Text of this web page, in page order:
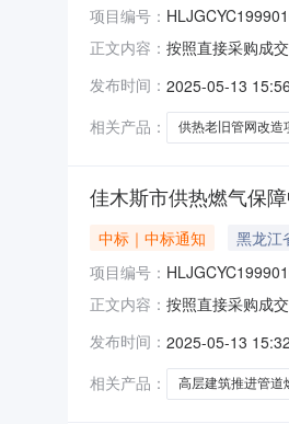
项目编号：
正文内容： 按照直接采购成
告日期成交金额
发布时间： 2025-05-13 15:56
相关产品：
供热老旧管网改造
佳木斯市供热燃气保
中标｜中标通知 黑龙江
项目编号：
正文内容： 按照直接采购成
优惠率现成交吉
发布时间： 2025-05-13 15:32
相关产品：
高层建筑推进管道